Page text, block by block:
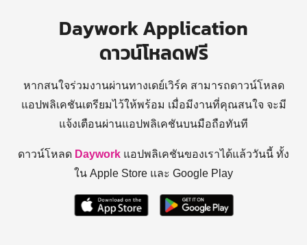
Daywork Application
ดาวน์โหลดฟรี
หากสนใจร่วมงานผ่านทางเดย์เวิร์ค สามารถดาวน์โหลด
แอปพลิเคชันเตรียมไว้ให้พร้อม เมื่อมีงานที่คุณสนใจ จะมี
แจ้งเตือนผ่านแอปพลิเคชันบนมือถือทันที
ดาวน์โหลด Daywork แอปพลิเคชันของเราได้แล้ววันนี้ ทั้ง
ใน Apple Store และ Google Play